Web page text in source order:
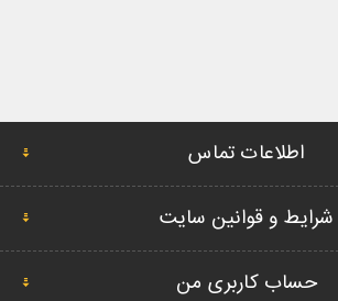
اطلاعات تماس
شرایط و قوانین سایت
حساب کاربری من